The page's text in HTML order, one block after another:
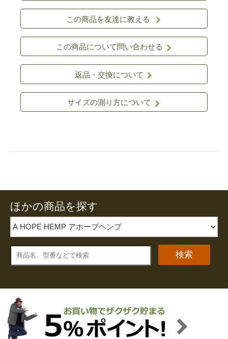
この商品を友達に教える
この商品について問い合わせる
返品・交換について
サイズの測り方について
ほかの商品を探す
検索